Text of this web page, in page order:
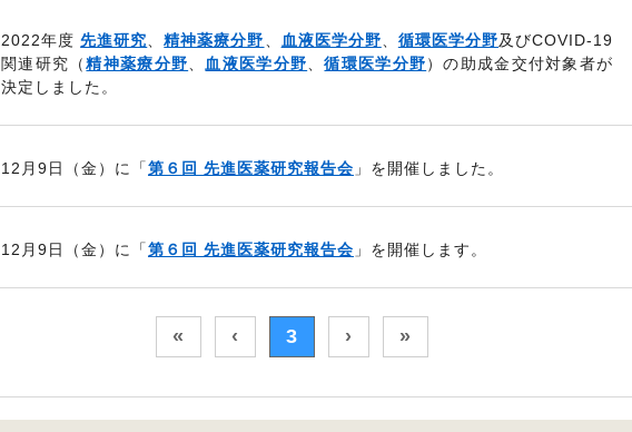
2022年度先進研究 、精神薬療分野 血液医学分野 循環医学分野及びCOVID-19
関連研究（精神薬療分野 血液医学分野 、循環医学分野）の助成金交付対象者が
決定しました。
12月9日（金）に「第６回 先進医薬研究報告会 」を開催しました。
12月9日（金）に「第６回 先進医薬研究報告会 」を開催します。
« ‹ 3 › »